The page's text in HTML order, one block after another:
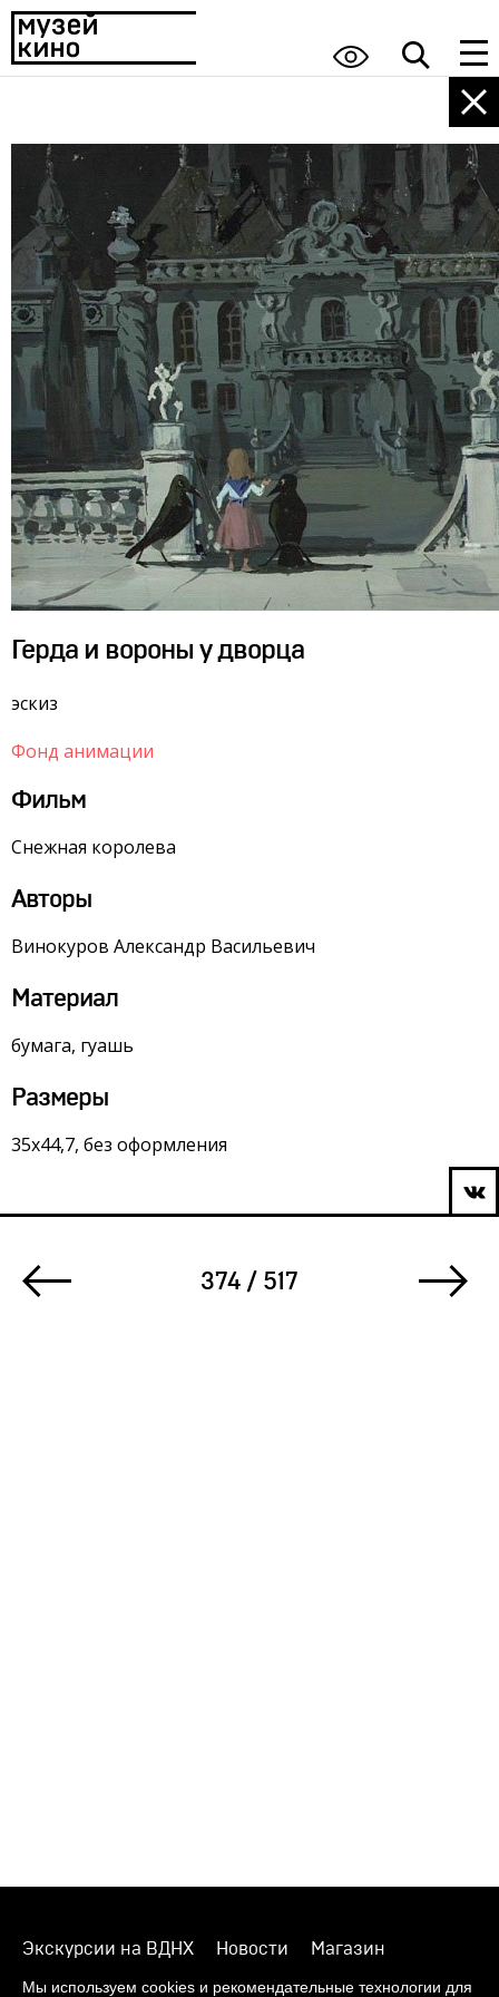
Герда и вороны у дворца
эскиз
Фонд анимации
Фильм
Снежная королева
Авторы
Винокуров Александр Васильевич
Материал
бумага, гуашь
Размеры
35х44,7, без оформления
374 / 517
Экскурсии на ВДНХ Новости
Магазин
О музее
Фонды
Виртуальный музей
Мы используем cookies и рекомендательные технологии для